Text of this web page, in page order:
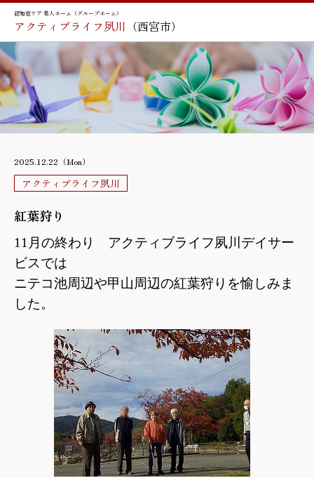
認知症ケア 老人ホーム（グループホーム）
アクティブライフ夙川 （西宮市）
2025.12.22（Mon）
アクティブライフ夙川
紅葉狩り
11月の終わり アクティブライフ夙川デイサー
ビスでは
ニテコ池周辺や甲山周辺の紅葉狩りを愉しみま
した。